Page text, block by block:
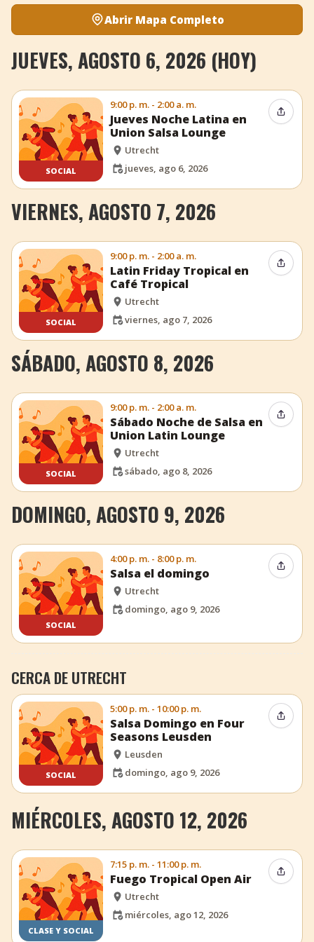
Abrir Mapa Completo
JUEVES, AGOSTO 6, 2026 (HOY)
SOCIAL
9:00 p. m. - 2:00 a. m.
Jueves Noche Latina en
Union Salsa Lounge
Utrecht
jueves, ago 6, 2026
VIERNES, AGOSTO 7, 2026
SOCIAL
9:00 p. m. - 2:00 a. m.
Latin Friday Tropical en
Café Tropical
Utrecht
viernes, ago 7, 2026
SÁBADO, AGOSTO 8, 2026
SOCIAL
9:00 p. m. - 2:00 a. m.
Sábado Noche de Salsa en
Union Latin Lounge
Utrecht
sábado, ago 8, 2026
DOMINGO, AGOSTO 9, 2026
SOCIAL
4:00 p. m. - 8:00 p. m.
Salsa el domingo
Utrecht
domingo, ago 9, 2026
CERCA DE UTRECHT
SOCIAL
5:00 p. m. - 10:00 p. m.
Salsa Domingo en Four
Seasons Leusden
Leusden
domingo, ago 9, 2026
MIÉRCOLES, AGOSTO 12, 2026
CLASE Y SOCIAL
7:15 p. m. - 11:00 p. m.
Fuego Tropical Open Air
Utrecht
miércoles, ago 12, 2026